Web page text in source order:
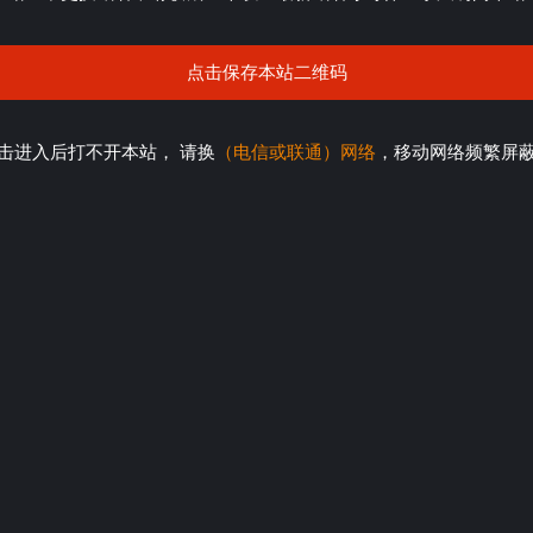
点击保存本站二维码
进入后打不开本站， 请换 （电信或联通）网络 ，移动网络频繁屏